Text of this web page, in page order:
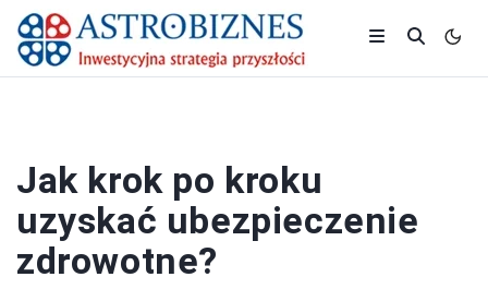
Jak krok po kroku
uzyskać ubezpieczenie
zdrowotne?